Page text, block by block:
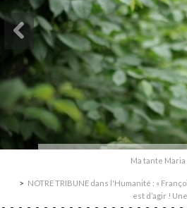
Ma tante Maria
NOTRE TRIBUNE dans l'Humanité : «
est d’agir !